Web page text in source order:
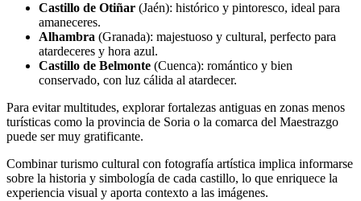
Castillo de Otiñar (Jaén): histórico y pintoresco, ideal para
amaneceres.
Alhambra (Granada): majestuoso y cultural, perfecto para
atardeceres y hora azul.
Castillo de Belmonte (Cuenca): romántico y bien
conservado, con luz cálida al atardecer.
Para evitar multitudes, explorar fortalezas antiguas en zonas menos
turísticas como la provincia de Soria o la comarca del Maestrazgo
puede ser muy gratificante.
Combinar turismo cultural con fotografía artística implica informarse
sobre la historia y simbología de cada castillo, lo que enriquece la
experiencia visual y aporta contexto a las imágenes.